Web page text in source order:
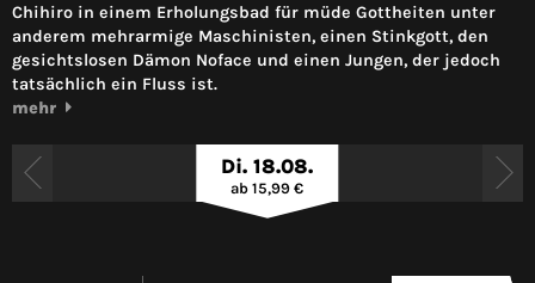
Chihiro in einem Erholungsbad für müde Gottheiten unter
anderem mehrarmige Maschinisten, einen Stinkgott, den
gesichtslosen Dämon Noface und einen Jungen, der jedoch
tatsächlich ein Fluss ist.
mehr
Di. 18.08.
ab 15,99 €